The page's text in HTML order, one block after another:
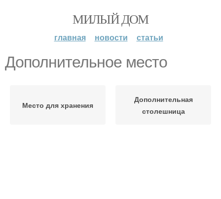
МИЛЫЙ ДОМ
главная новости статьи
Дополнительное место
Место для хранения
Дополнительная
столешница